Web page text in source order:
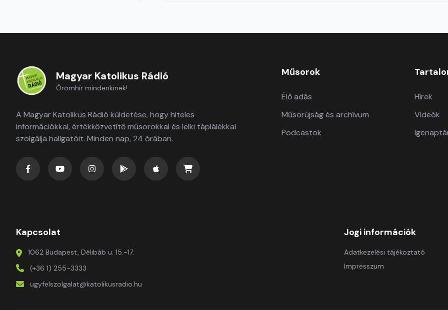
Magyar Katolikus Rádió
Örömhír mindenkinek!
A Magyar Katolikus Rádió küldetése, hogy hiteles
információkkal, értékközvetítő műsorokkal és lelki táplálékkal
szolgálja hallgatóit. Minden nap, 24 órában.
Műsorok
Élő adás
Műsorújság és archívum
Podcastok
Hírek
Videók
Kapcsolat
1062 Budapest, Délibáb u. 15.-17.
(+36 1) 255-3333
ugyfelszolgalat@katolikusradio.hu
Jogi információk
Adatkezelési tájékoztató
Impresszum